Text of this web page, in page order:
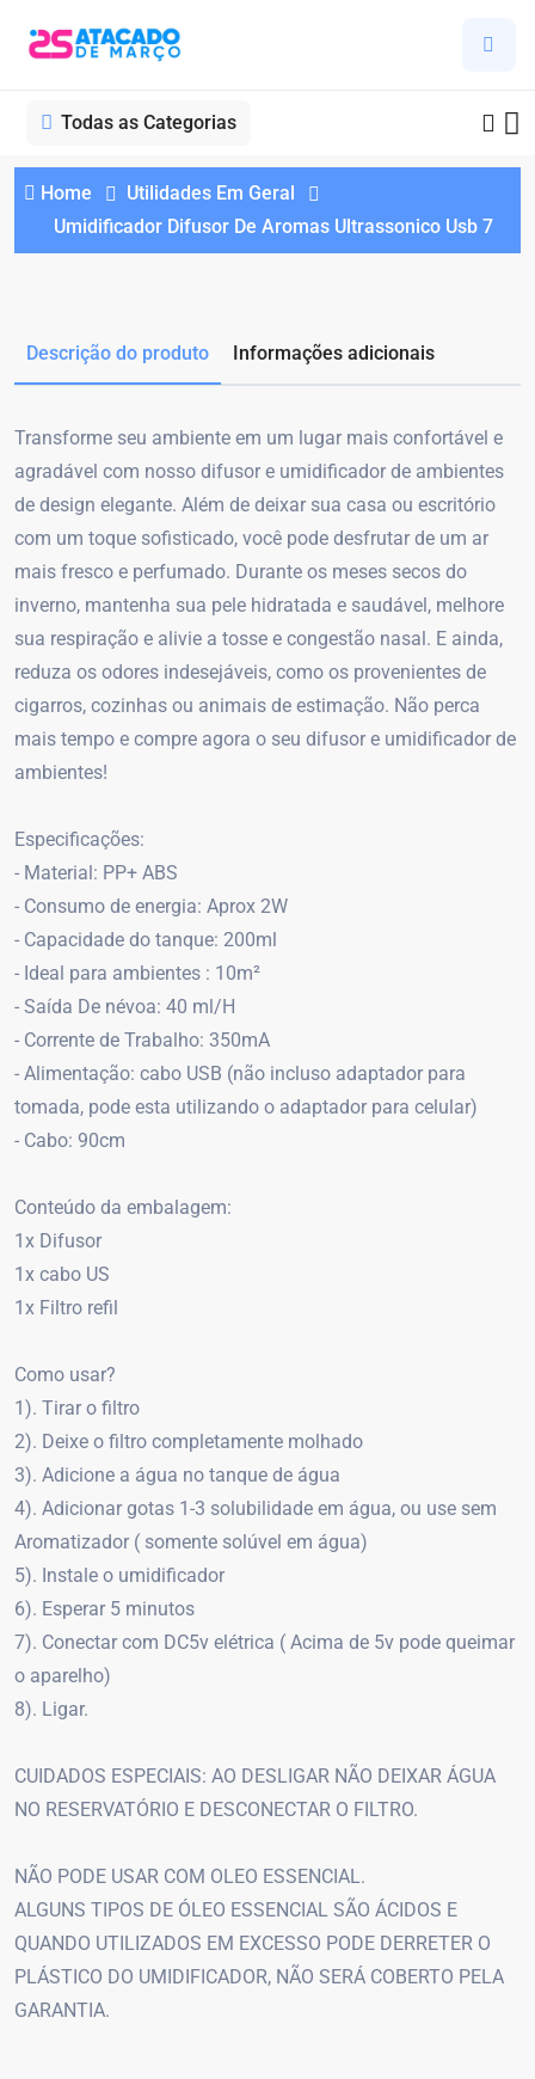
Todas as Categorias
Home
Utilidades Em Geral
Umidificador Difusor De Aromas Ultrassonico Usb 7
Descrição do produto Informações adicionais
Transforme seu ambiente em um lugar mais confortável e
agradável com nosso difusor e umidificador de ambientes
de design elegante. Além de deixar sua casa ou escritório
com um toque sofisticado, você pode desfrutar de um ar
mais fresco e perfumado. Durante os meses secos do
inverno, mantenha sua pele hidratada e saudável, melhore
sua respiração e alivie a tosse e congestão nasal. E ainda,
reduza os odores indesejáveis, como os provenientes de
cigarros, cozinhas ou animais de estimação. Não perca
mais tempo e compre agora o seu difusor e umidificador de
ambientes!
Especificações:
- Material: PP+ ABS
- Consumo de energia: Aprox 2W
- Capacidade do tanque: 200ml
- Ideal para ambientes : 10m²
- Saída De névoa: 40 ml/H
- Corrente de Trabalho: 350mA
- Alimentação: cabo USB (não incluso adaptador para
tomada, pode esta utilizando o adaptador para celular)
- Cabo: 90cm
Conteúdo da embalagem:
1x Difusor
1x cabo US
1x Filtro refil
Como usar?
1). Tirar o filtro
2). Deixe o filtro completamente molhado
3). Adicione a água no tanque de água
4). Adicionar gotas 1-3 solubilidade em água, ou use sem
Aromatizador ( somente solúvel em água)
5). Instale o umidificador
6). Esperar 5 minutos
7). Conectar com DC5v elétrica ( Acima de 5v pode queimar
o aparelho)
8). Ligar.
CUIDADOS ESPECIAIS: AO DESLIGAR NÃO DEIXAR ÁGUA
NO RESERVATÓRIO E DESCONECTAR O FILTRO.
NÃO PODE USAR COM OLEO ESSENCIAL.
ALGUNS TIPOS DE ÓLEO ESSENCIAL SÃO ÁCIDOS E
QUANDO UTILIZADOS EM EXCESSO PODE DERRETER O
PLÁSTICO DO UMIDIFICADOR, NÃO SERÁ COBERTO PELA
GARANTIA.